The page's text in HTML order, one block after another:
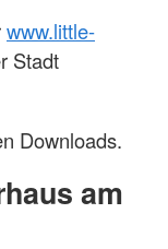
www.little-
Stadt
Downloads.
am